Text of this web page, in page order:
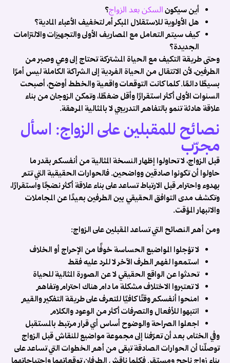
أين سيكونالسكن بعد الزواج؟
هل الأولوية للاستقلال المبكر أم لتخفيف الأعباء المادية؟
كيف سيتم التعامل مع المصاريف الأولى والتجهيزات والالتزامات
الجديدة؟
وحتى طريقة التكيف مع الحياة المشتركة تحتاج إلى وعي وصبر من
الطرفين، لأن الانتقال من الحياة الفردية إلى الشراكة الكاملة ليس أمرًا
بسيطًا دائمًا. كلما كانت التوقعات واقعية والخطط أوضح، أصبحت
السنوات الأولى أكثر استقرارًا وأقل ضغطًا، وتمكن الزوجان من بناء
علاقة هادئة تنمو بالتفاهم التدريجي لا بالمثالية المرهقة.
نصائح للمقبلين على الزواج: اسأل
مجرّب
قبل الزواج، لا تحاولوا إظهار النسخة المثالية من أنفسكم بقدر ما
حاولوا أن تكونوا صادقين وواضحين. فالحوارات الحقيقية التي تتم
بهدوء واحترام قبل الارتباط تساعد على بناء علاقة أكثر نضجًا واستقرارًا،
وتكشف مدى التوافق الحقيقي بين الطرفين بعيدًا عن المجاملات
والانبهار المؤقت.
ومن أهم النصائح التي تساعد المقبلين على الزواج:
لا تؤجلوا المواضيع الحساسة خوفًا من الإحراج أو الخلاف
استمعوا لفهم الطرف الآخر لا للرد عليه فقط
تحدثوا عن الواقع الحقيقي لا عن الصورة المثالية للحياة
لا تعتبروا الاختلاف مشكلة ما دام هناك احترام وتفاهم
امنحوا أنفسكم وقتًا كافيًا للتعرف على طريقة التفكير والقيم
انتبهوا للأفعال والتصرفات أكثر من الوعود والكلام
اجعلوا الصراحة والوضوح أساس أي قرار مرتبط بالمستقبل
وفي الختام،بعد أن تعرّفنا إلى مجموعة مواضيع للنقاش قبل الزواج
توصلّنا أن الحوارات الصادقة تبقى من أهم الخطوات التي تساعد على